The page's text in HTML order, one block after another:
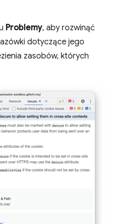
Problemy, aby rozwinąć
dotyczące jego
zasobów, których